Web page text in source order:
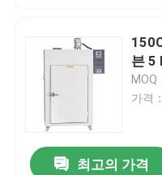
븐 5
MOQ
가격
최고의 가격